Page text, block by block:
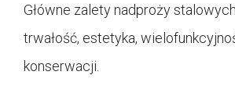
Główne zalety nadproży
trwałość, estetyka,
konserwacji.